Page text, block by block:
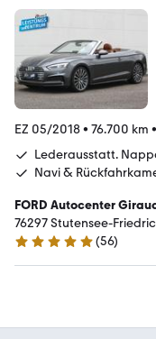
EZ 05/2018• 76.700 km •
Lederausstatt.
Navi &
FORD Autocenter
76297 Stutensee-
5 Sterne
(56)